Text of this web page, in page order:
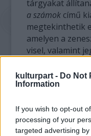
kulturpart - Do Not
Information
If you wish to opt-out
processing of your
targeted advertising
tárgyakat
a számok című
megtekinthetik
amelyen a
visel, valamint